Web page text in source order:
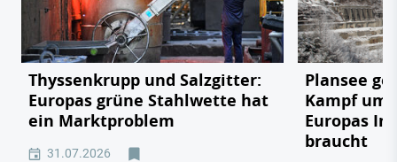
Thyssenkrupp und Salzgitter:
Europas grüne Stahlwette hat
ein Marktproblem
31.07.2026
Plansee
Kampf um
Europas
braucht